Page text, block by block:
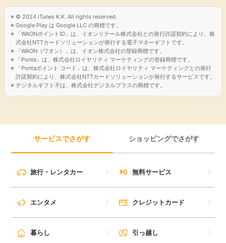
© 2024 iTunes K.K. All rights reserved.
Google Play は Google LLC の商標です。
「WAONポイントID」は、イオンリテール株式会社との発行許諾契約により、株
式会社NTTカードソリューションが発行する電子マネーギフトです。
「WAON（ワオン）」は、イオン株式会社の登録商標です。
「Ponta」は、株式会社ロイヤリティ マーケティングの登録商標です。
「Pontaポイント コード」は、株式会社ロイヤリティ マーケティングとの発行
許諾契約により、株式会社NTTカードソリューションが発行するサービスです。
デジタルギフト🄬は、株式会社デジタルプラスの商標です。
サービスでさがす ショッピングでさがす
旅行・レンタカー 無料サービス
エンタメ クレジットカード
暮らし 引っ越し